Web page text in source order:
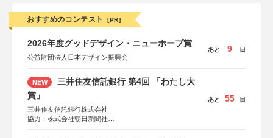
おすすめのコンテスト [PR]
2026年度グッドデザイン・ニューホープ賞
公益財団法人日本デザイン振興会
あと 9 日
NEW
三井住友信託銀行 第4回 「わたし大
賞」
三井住友信託銀行株式会社
協力：株式会社朝日新聞社
あと 55 日